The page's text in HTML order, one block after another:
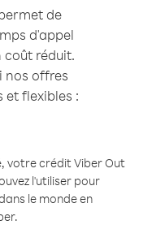
de
d'appel
coût réduit.
nos offres
et flexibles :
votre crédit Viber Out
l'utiliser pour
le monde en